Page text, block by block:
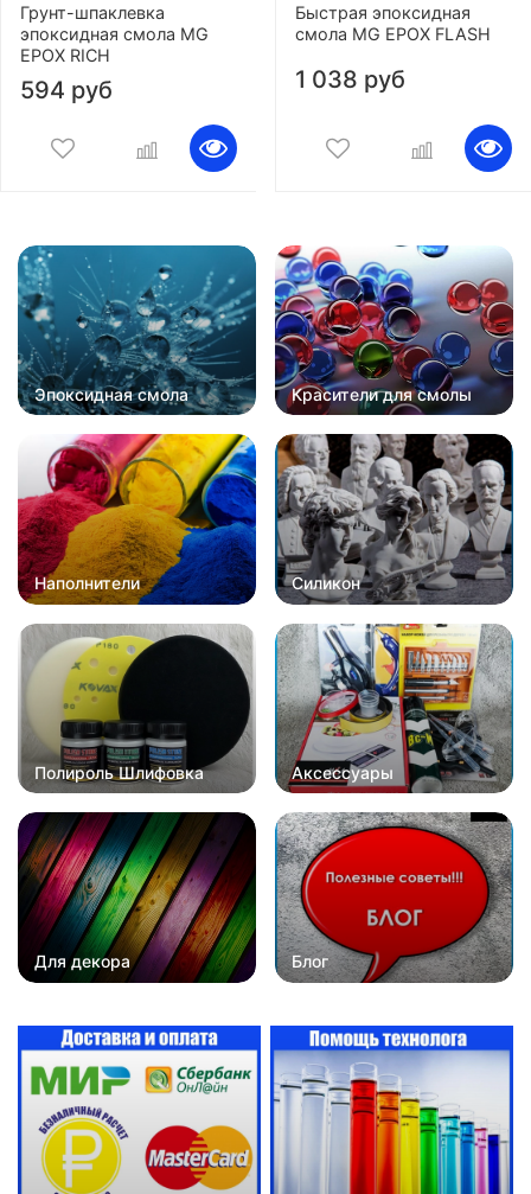
Грунт-шпаклевка
эпоксидная смола MG
EPOX RICH
594 руб
Быстрая эпоксидная
смола MG EPOX FLASH
1 038 руб
Эпоксидная смола Красители для смолы
Наполнители Силикон
Полироль Шлифовка Аксессуары
Для декора Блог